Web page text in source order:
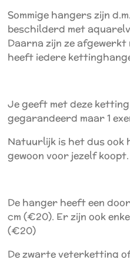
Sommige hangers zijn
beschilderd met
Daarna zijn ze afgewerkt
heeft iedere
Je geeft met deze
gegarandeerd maar 1
Natuurlijk is het dus ook
gewoon voor jezelf
De hanger heeft een
cm (€20). Er zijn ook
(€20)
De zwarte veterketting